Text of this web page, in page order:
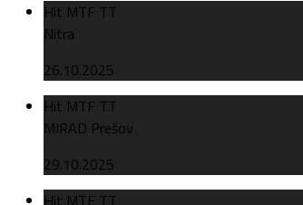
Hit MTF TT
Nitra
26.10.2025
Hit MTF TT
MIRAD Prešov
29.10.2025
Hit MTF TT